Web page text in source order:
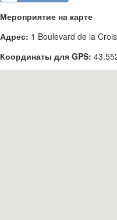
Мероприятие на карте
Адрес: 1 Boulevard de la
Координаты для GPS: